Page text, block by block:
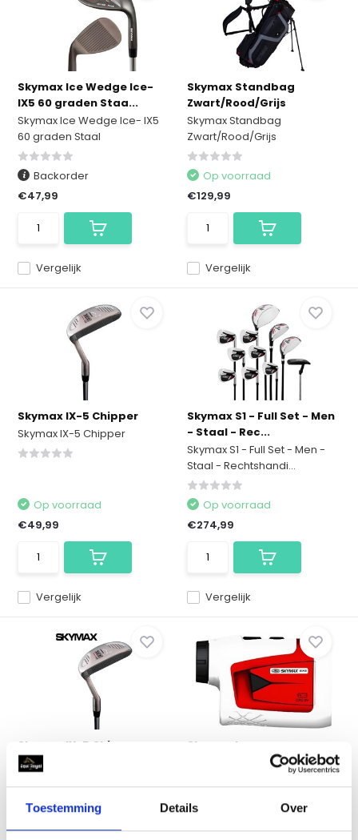
Toestemming Details Over
Skymax Ice Wedge Ice-
IX5 60 graden Staa...
Skymax Ice Wedge Ice- IX5
60 graden Staal
Vergelijk
Backorder
€47,99
Skymax Standbag
Zwart/Rood/Grijs
Skymax Standbag
Zwart/Rood/Grijs
Vergelijk
Op voorraad
€129,99
Skymax IX-5 Chipper
Skymax IX-5 Chipper
Vergelijk
Op voorraad
€49,99
Skymax S1 - Full Set - Men
- Staal - Rec...
Skymax S1 - Full Set - Men -
Staal - Rechtshandi...
Vergelijk
Op voorraad
€274,99
Skymax IX-5 Chipper
Dames
Skymax Laser
Rangefinder SX5–
SX5– Afstandsmeter tot ...